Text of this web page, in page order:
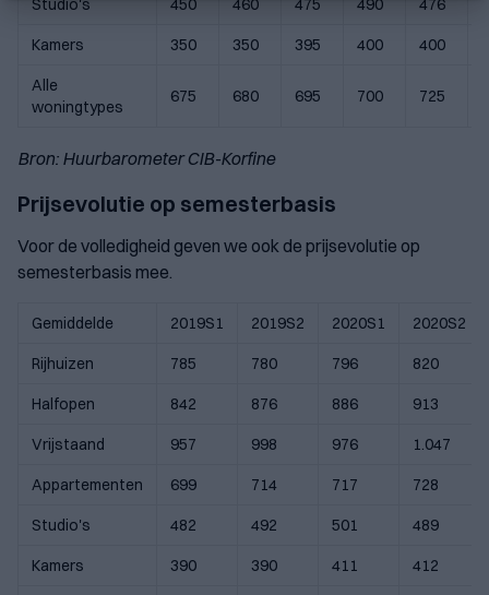
Studio's 450 460 475 490 476
Kamers 350 350 395 400 400
Alle
woningtypes
675 680 695 700 725
Bron: Huurbarometer CIB-Korfine
Prijsevolutie op semesterbasis
Voor de volledigheid geven we ook de prijsevolutie op
semesterbasis mee.
Gemiddelde 2019S1 2019S2 2020S1 2020S2
Rijhuizen 785 780 796 820
Halfopen 842 876 886 913
Vrijstaand 957 998 976 1.047
Appartementen 699 714 717 728
Studio's 482 492 501 489
Kamers 390 390 411 412